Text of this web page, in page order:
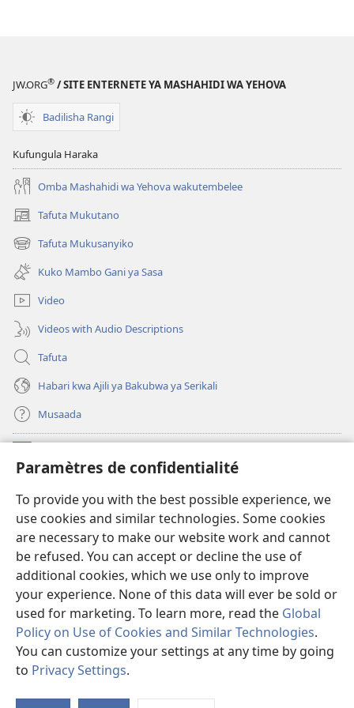
Paramètres de confidentialité
To provide you with the best possible experience, we
use cookies and similar technologies. Some cookies
are necessary to make our website work and cannot
be refused. You can accept or decline the use of
additional cookies, which we use only to improve
your experience. None of this data will ever be sold or
used for marketing. To learn more, read the Global
Policy on Use of Cookies and Similar Technologies.
You can customize your settings at any time by going
to Privacy Settings.
JW.ORG® / SITE ENTERNETE YA MASHAHIDI WA YEHOVA
Badilisha Rangi
Kufungula Haraka
Omba Mashahidi wa Yehova wakutembelee
Tafuta Mukutano
(opens
new
window)
Tafuta Mukusanyiko
(opens
new
window)
Kuko Mambo Gani ya Sasa
Video
Videos with Audio Descriptions
Tafuta
Habari kwa Ajili ya Bakubwa ya Serikali
Musaada
(opens
new
Maktaba ku Enternete
(opens
new
window)JW Hub
(opens
new
window)Programu ya JW Library
Copyright© 2026 Watch Tower Bible and Tract Society of Pennsylvania.
KANUNI ZA MATUMIZI|